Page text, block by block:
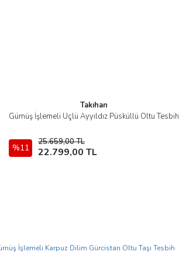
Takıhan
Gümüş İşlemeli Üçlü Ayyıldız Püsküllü Oltu Tesbih
%11
25.659,00 TL
22.799,00 TL
İncele
Sepete Ekle